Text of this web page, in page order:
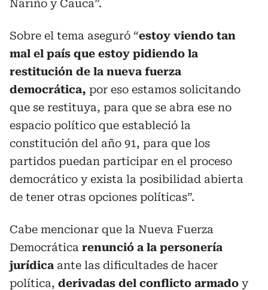
Nariño y Cauca”.
Sobre el tema aseguró “estoy viendo tan
mal el país que estoy pidiendo la
restitución de la nueva fuerza
democrática, por eso estamos solicitando
que se restituya, para que se abra ese no
espacio político que estableció la
constitución del año 91, para que los
partidos puedan participar en el proceso
democrático y exista la posibilidad abierta
de tener otras opciones políticas”.
Cabe mencionar que la Nueva Fuerza
Democrática renunció a la personería
jurídica ante las dificultades de hacer
política, derivadas del conflicto armado y